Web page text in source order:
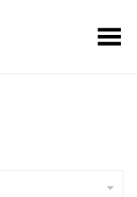
Obrir/tancar el menú